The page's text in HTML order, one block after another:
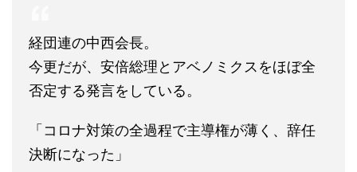
経団連の中西会長。
今更だが、安倍総理とアベノミクスをほぼ全
否定する発言をしている。
「コロナ対策の全過程で主導権が薄く、辞任
決断になった」